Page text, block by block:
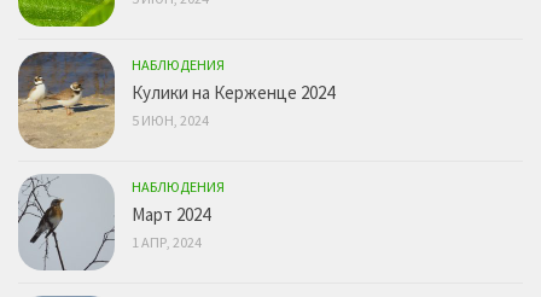
НАБЛЮДЕНИЯ
Кулики на Керженце 2024
5 ИЮН, 2024
НАБЛЮДЕНИЯ
Март 2024
1 АПР, 2024